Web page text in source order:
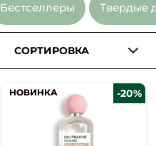
Бестселлеры Твердые
СОРТИРОВКА
НОВИНКА
НОВИНКА -20%